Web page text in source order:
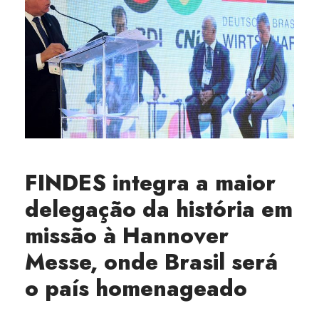
FINDES integra a maior
delegação da história em
missão à Hannover
Messe, onde Brasil será
o país homenageado